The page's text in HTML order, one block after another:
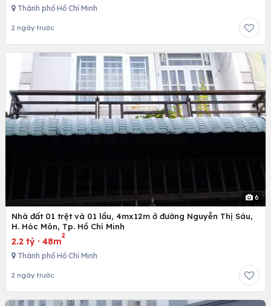
Thành phố Hồ Chí Minh
2 ngày trước
6
Nhà đất 01 trệt và 01 lầu, 4mx12m ở đường Nguyễn Thị Sáu,
H. Hóc Môn, Tp. Hồ Chí Minh
2.2 tỷ · 48m
2
Thành phố Hồ Chí Minh
2 ngày trước